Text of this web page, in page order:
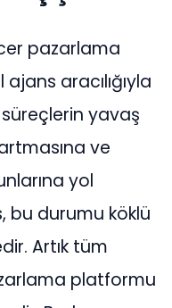
pazarlama
aracılığıyla
yavaş
ve
yol
bu durumu köklü
Artık tüm
platformu